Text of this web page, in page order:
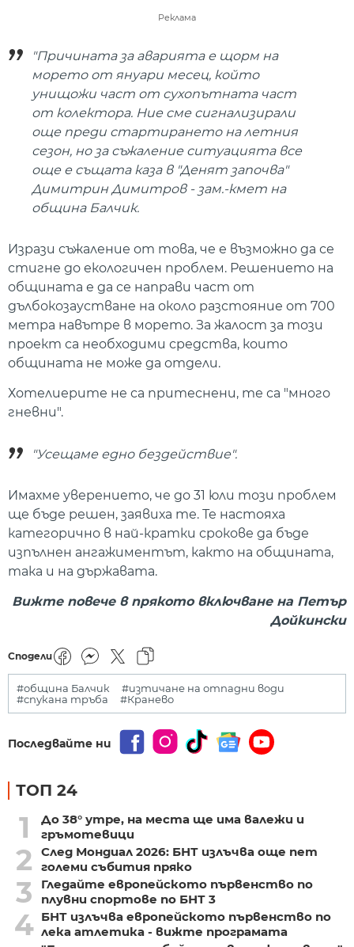
Реклама
"Причината за аварията е щорм на
морето от януари месец, който
унищожи част от сухопътната част
от колектора. Ние сме сигнализирали
още преди стартирането на летния
сезон, но за съжаление ситуацията все
още е същата каза в "Денят започва"
Димитрин Димитров - зам.-кмет на
община Балчик.
Изрази съжаление от това, че е възможно да се
стигне до екологичен проблем. Решението на
общината е да се направи част от
дълбокозаустване на около разстояние от 700
метра навътре в морето. За жалост за този
проект са необходими средства, които
общината не може да отдели.
Хотелиерите не са притеснени, те са "много
гневни".
"Усещаме едно бездействие".
Имахме уверението, че до 31 юли този проблем
ще бъде решен, заявиха те. Те настояха
категорично в най-кратки срокове да бъде
изпълнен ангажиментът, както на общината,
така и на държавата.
Вижте повече в прякото включване на Петър
Дойкински
Сподели
#община Балчик
#изтичане на отпадни води
#спукана тръба
#Кранево
Последвайте ни
ТОП 24
1
До 38° утре, на места ще има валежи и
гръмотевици
2
След Мондиал 2026: БНТ излъчва още пет
големи събития пряко
3
Гледайте европейското първенство по
плувни спортове по БНТ 3
4 БНТ излъчва европейското първенство по
лека атлетика - вижте програмата